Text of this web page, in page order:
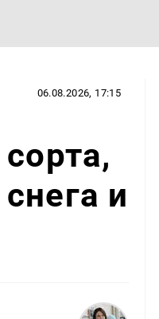
06.08.2026, 17:15
и